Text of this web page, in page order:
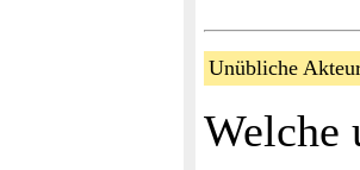
Unübliche
Welche